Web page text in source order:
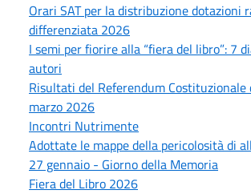
Orari SAT per la distribuzione dotazioni
differenziata 2026
I semi per fiorire alla “fiera del libro”: 7
autori
Risultati del Referendum
marzo 2026
Incontri Nutrimente
Adottate le mappe della pericolosità di
27 gennaio - Giorno della Memoria
Fiera del Libro 2026